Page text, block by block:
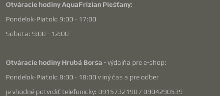
Otváracie hodiny AquaFrizian Piešťany:
Pondelok-Piatok: 9:00 - 17:00
Sobota: 9:00 - 12:00
Otváracie hodiny Hrubá Borša - výdajňa pre e-shop:
Pondelok-Piatok: 8:00 - 18:00 v iný čas a pre odber
je vhodné potvrdiť telefonicky: 0915732190 / 0904290539